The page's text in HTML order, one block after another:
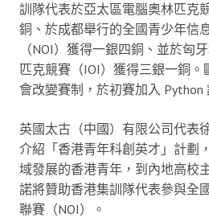
訓隊代表於亞太區電腦奧林匹克
銅、於成都舉行的全國青少年信
（NOI）獲得一銀四銅、並於匈
匹克競賽（IOI）獲得三銀一銅
會改變賽制，於初賽加入 Python
英國太古（中國）有限公司代表
介紹「香港青年科創英才」計劃
域發展的香港青年，到內地高校
諾將贊助香港集訓隊代表參與全
聯賽（NOI）。